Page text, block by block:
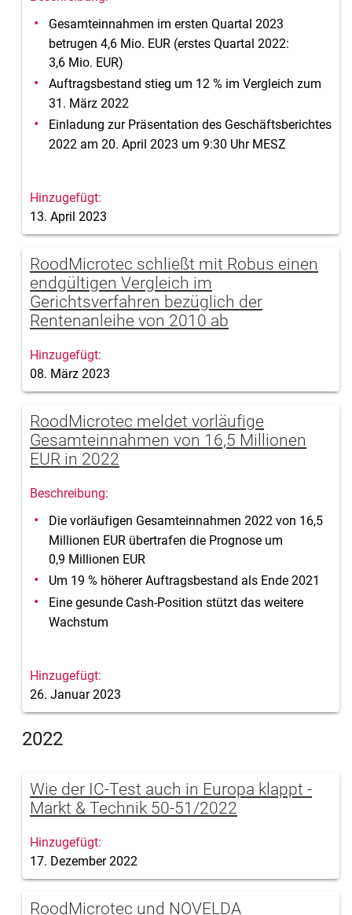
Gesamteinnahmen im ersten Quartal 2023
betrugen 4,6 Mio. EUR (erstes Quartal 2022:
3,6 Mio. EUR)
Auftragsbestand stieg um 12 % im Vergleich zum
31. März 2022
Einladung zur Präsentation des Geschäftsberichtes
2022 am 20. April 2023 um 9:30 Uhr MESZ
13. April 2023
RoodMicrotec schließt mit Robus einen
endgültigen Vergleich im
Gerichtsverfahren bezüglich der
Rentenanleihe von 2010 ab
08. März 2023
RoodMicrotec meldet vorläufige
Gesamteinnahmen von 16,5 Millionen
EUR in 2022
Die vorläufigen Gesamteinnahmen 2022 von 16,5
Millionen EUR übertrafen die Prognose um
0,9 Millionen EUR
Um 19 % höherer Auftragsbestand als Ende 2021
Eine gesunde Cash-Position stützt das weitere
Wachstum
26. Januar 2023
2022
Wie der IC-Test auch in Europa klappt -
Markt & Technik 50-51/2022
17. Dezember 2022
RoodMicrotec und NOVELDA